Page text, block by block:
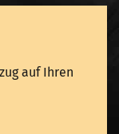
auf Ihren